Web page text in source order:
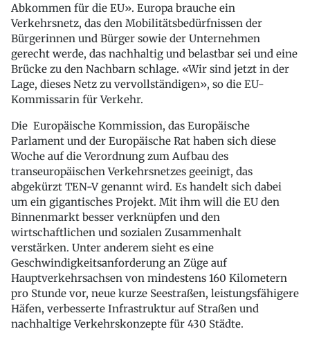
Abkommen für die EU». Europa brauche ein
Verkehrsnetz, das den Mobilitätsbedürfnissen der
Bürgerinnen und Bürger sowie der Unternehmen
gerecht werde, das nachhaltig und belastbar sei und eine
Brücke zu den Nachbarn schlage. «Wir sind jetzt in der
Lage, dieses Netz zu vervollständigen», so die EU-
Kommissarin für Verkehr.
Die Europäische Kommission, das Europäische
Parlament und der Europäische Rat haben sich diese
Woche auf die Verordnung zum Aufbau des
transeuropäischen Verkehrsnetzes geeinigt, das
abgekürzt TEN-V genannt wird. Es handelt sich dabei
um ein gigantisches Projekt. Mit ihm will die EU den
Binnenmarkt besser verknüpfen und den
wirtschaftlichen und sozialen Zusammenhalt
verstärken. Unter anderem sieht es eine
Geschwindigkeitsanforderung an Züge auf
Hauptverkehrsachsen von mindestens 160 Kilometern
pro Stunde vor, neue kurze Seestraßen, leistungsfähigere
Häfen, verbesserte Infrastruktur auf Straßen und
nachhaltige Verkehrskonzepte für 430 Städte.